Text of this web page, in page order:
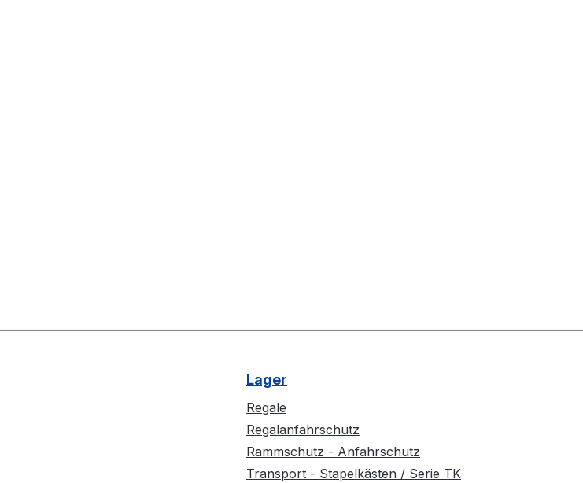
Lager
Regale
Regalanfahrschutz
Rammschutz - Anfahrschutz
Transport - Stapelkästen / Serie TK